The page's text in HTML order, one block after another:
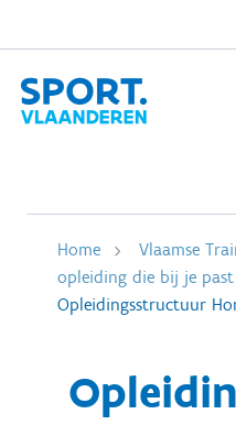
Home Vlaamse
opleiding die bij je past
Opleidingsstructuur